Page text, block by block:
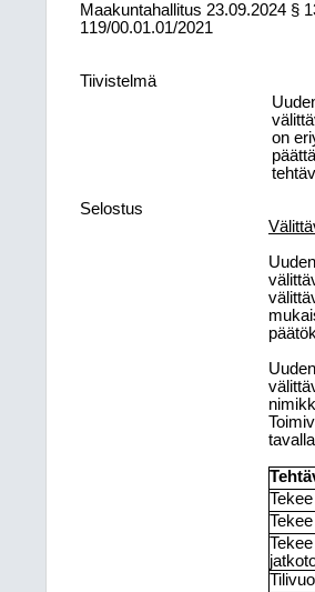
Maakuntahallitus 23.09.2024 §
119/00.01.01/2021
Tiivistelmä
on
Selostus
Tekee